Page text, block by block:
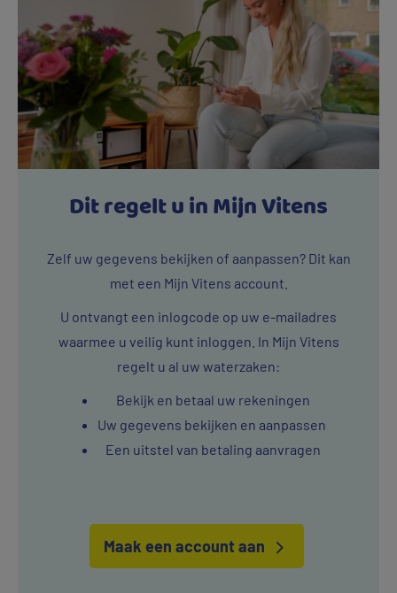
Dit regelt u in Mijn Vitens
Zelf uw gegevens bekijken of aanpassen? Dit kan
met een Mijn Vitens account.
U ontvangt een inlogcode op uw e-mailadres
waarmee u veilig kunt inloggen. In Mijn Vitens
regelt u al uw waterzaken:
Bekijk en betaal uw rekeningen
Uw gegevens bekijken en aanpassen
Een uitstel van betaling aanvragen
Maak een account aan